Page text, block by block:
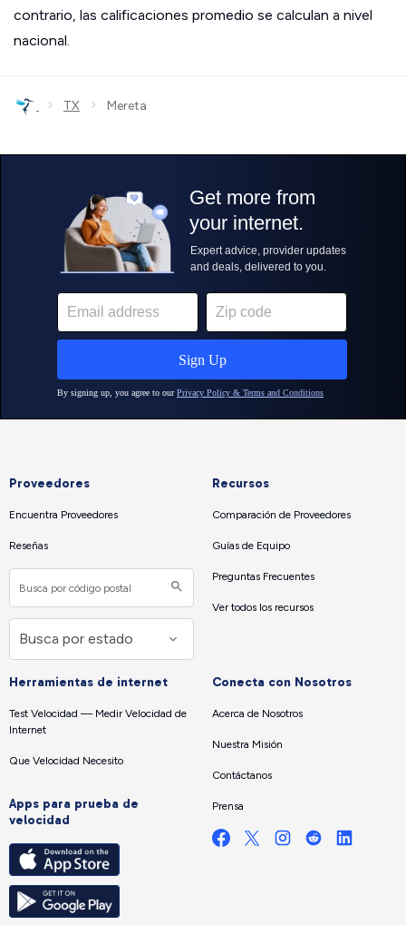
contrario, las calificaciones promedio se calculan a nivel
nacional.
› TX › Mereta
Proveedores
Encuentra Proveedores
Reseñas
Recursos
Comparación de Proveedores
Guías de Equipo
Preguntas Frecuentes
Ver todos los recursos
Herramientas de internet
Test Velocidad — Medir Velocidad de
Internet
Que Velocidad Necesito
Apps para prueba de
velocidad
Conecta con Nosotros
Acerca de Nosotros
Nuestra Misión
Contáctanos
Prensa